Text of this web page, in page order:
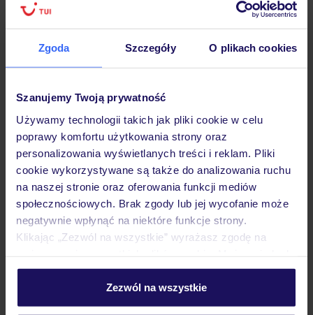
Zgoda Szczegóły O plikach cookies
Szanujemy Twoją prywatność
Używamy technologii takich jak pliki cookie w celu
poprawy komfortu użytkowania strony oraz
personalizowania wyświetlanych treści i reklam. Pliki
cookie wykorzystywane są także do analizowania ruchu
na naszej stronie oraz oferowania funkcji mediów
społecznościowych. Brak zgody lub jej wycofanie może
negatywnie wpłynąć na niektóre funkcje strony.
Klikając „Zezwól na wszystkie” wyrażasz zgodę na
personalizować swój wybór wchodząc w zakładkę
Szczegółowe informacje o plikach cookie znajdziesz
Zezwól na wszystkie
Hotel
Opinie
Pokoje
Wyżywienie
Ważne informacje